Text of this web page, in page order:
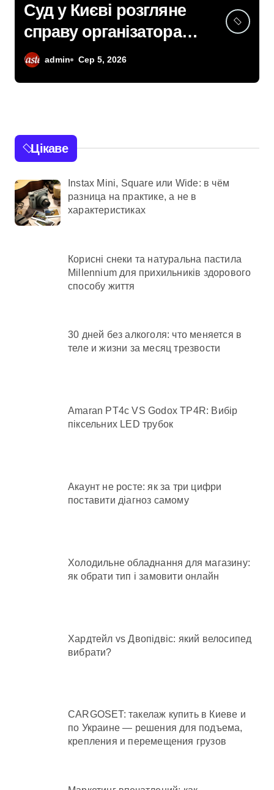
Кібербезпека для
підприємців: поради
поліції Київщини для
admin Сер 4, 2026
Цікаве
Instax Mini, Square или Wide: в чём
разница на практике, а не в
характеристиках
Корисні снеки та натуральна пастила
Millennium для прихильників здорового
способу життя
30 дней без алкоголя: что меняется в
теле и жизни за месяц трезвости
Amaran PT4c VS Godox TP4R: Вибір
піксельних LED трубок
Акаунт не росте: як за три цифри
поставити діагноз самому
Холодильне обладнання для магазину:
як обрати тип і замовити онлайн
Хардтейл vs Двопідвіс: який велосипед
вибрати?
CARGOSET: такелаж купить в Киеве и
по Украине — решения для подъема,
крепления и перемещения грузов